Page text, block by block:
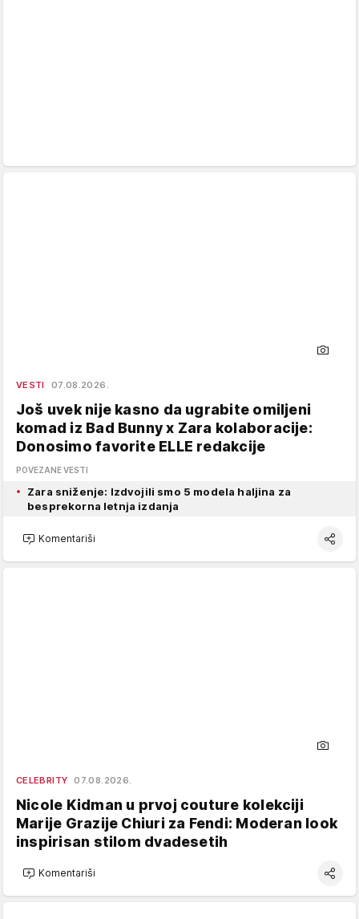
VESTI 07.08.2026.
Još uvek nije kasno da ugrabite omiljeni
komad iz Bad Bunny x Zara kolaboracije:
Donosimo favorite ELLE redakcije
POVEZANE VESTI
Zara sniženje: Izdvojili smo 5 modela haljina za
besprekorna letnja izdanja
Komentariši
CELEBRITY 07.08.2026.
Nicole Kidman u prvoj couture kolekciji
Marije Grazije Chiuri za Fendi: Moderan look
inspirisan stilom dvadesetih
Komentariši